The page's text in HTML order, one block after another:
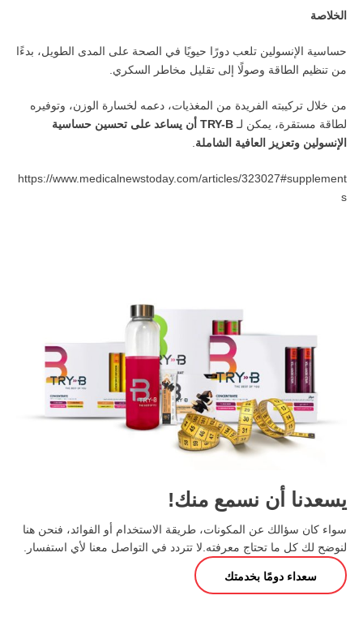
الخلاصة
حساسية الإنسولين تلعب دورًا حيويًا في الصحة على المدى الطويل، بدءًا
من تنظيم الطاقة وصولًا إلى تقليل مخاطر السكري.
من خلال تركيبته الفريدة من المغذيات، دعمه لخسارة الوزن، وتوفيره
لطاقة مستقرة، يمكن لـ TRY-B أن يساعد على تحسين حساسية
الإنسولين وتعزيز العافية الشاملة
https://www.medicalnewstoday.com/articles/323027#supplement
s
يسعدنا أن نسمع منك!
سواء كان سؤالك عن المكونات، طريقة الاستخدام أو الفوائد، فنحن هنا
لنوضح لك كل ما تحتاج معرفته. لا تتردد في التواصل معنا لأي استفسار.
سعداء دومًا بخدمتك